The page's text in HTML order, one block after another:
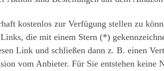
kostenlos zur Verfügung stellen zu
die mit einem Stern (*)
Link und schließen dann z. B. einen
vom Anbieter. Für Sie entstehen keine